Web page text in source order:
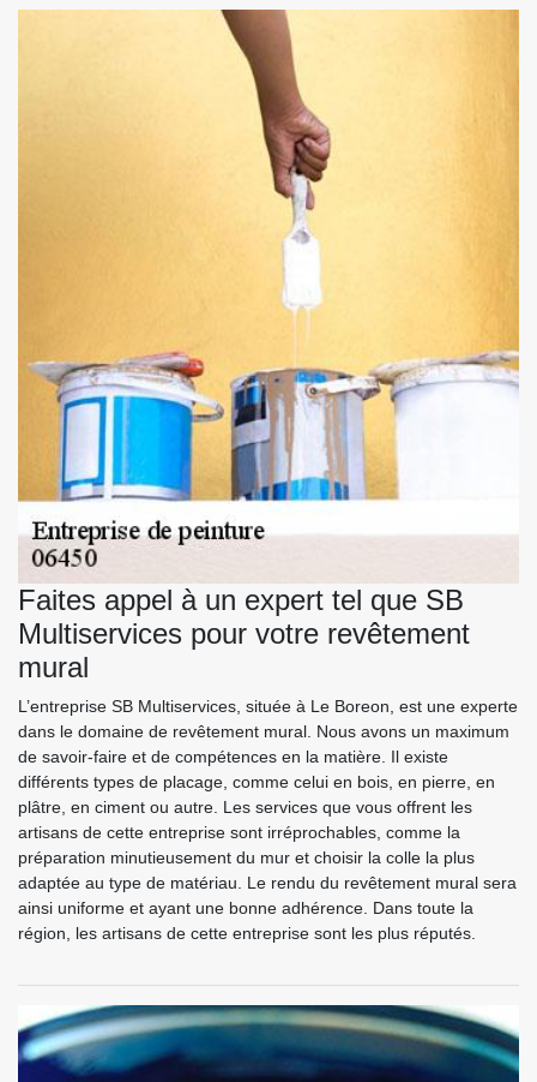
Faites appel à un expert tel que SB
Multiservices pour votre revêtement
mural
L’entreprise SB Multiservices, située à Le Boreon, est une experte
dans le domaine de revêtement mural. Nous avons un maximum
de savoir-faire et de compétences en la matière. Il existe
différents types de placage, comme celui en bois, en pierre, en
plâtre, en ciment ou autre. Les services que vous offrent les
artisans de cette entreprise sont irréprochables, comme la
préparation minutieusement du mur et choisir la colle la plus
adaptée au type de matériau. Le rendu du revêtement mural sera
ainsi uniforme et ayant une bonne adhérence. Dans toute la
région, les artisans de cette entreprise sont les plus réputés.